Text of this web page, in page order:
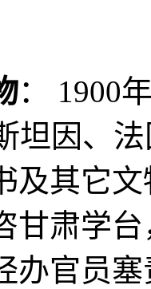
： 1900
坦因、
及其它
甘肃学
办官员